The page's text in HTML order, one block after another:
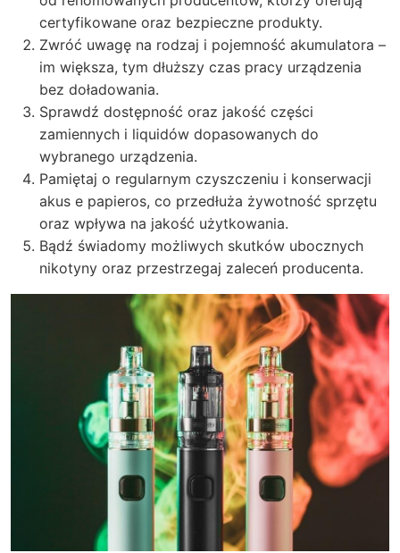
certyfikowane oraz bezpieczne produkty.
Zwróć uwagę na rodzaj i pojemność akumulatora –
im większa, tym dłuższy czas pracy urządzenia
bez doładowania.
Sprawdź dostępność oraz jakość części
zamiennych i liquidów dopasowanych do
wybranego urządzenia.
Pamiętaj o regularnym czyszczeniu i konserwacji
akus e papieros, co przedłuża żywotność sprzętu
oraz wpływa na jakość użytkowania.
Bądź świadomy możliwych skutków ubocznych
nikotyny oraz przestrzegaj zaleceń producenta.